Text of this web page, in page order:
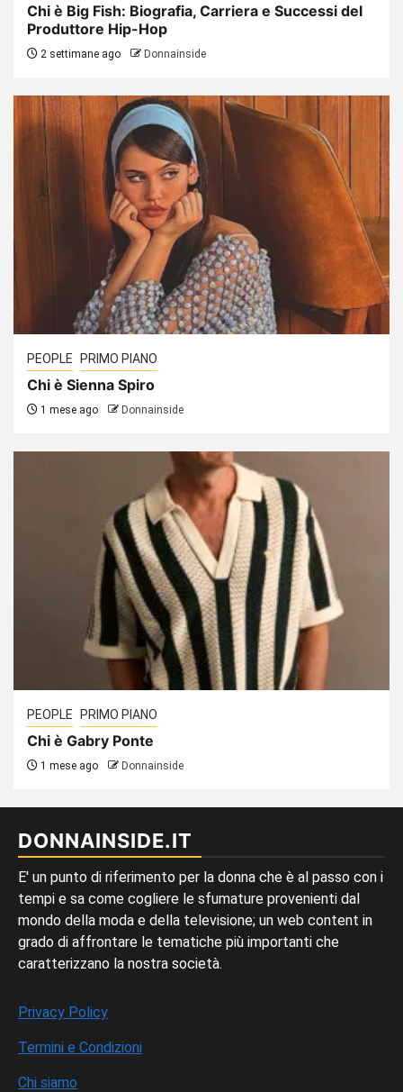
Chi è Big Fish: Biografia, Carriera e Successi del
Produttore Hip-Hop
2 settimane ago Donnainside
PEOPLE PRIMO PIANO
Chi è Sienna Spiro
1 mese ago Donnainside
PEOPLE PRIMO PIANO
Chi è Gabry Ponte
1 mese ago Donnainside
DONNAINSIDE.IT
E' un punto di riferimento per la donna che è al passo con i
tempi e sa come cogliere le sfumature provenienti dal
mondo della moda e della televisione; un web content in
grado di affrontare le tematiche più importanti che
caratterizzano la nostra società.
Privacy Policy
Termini e Condizioni
Chi siamo